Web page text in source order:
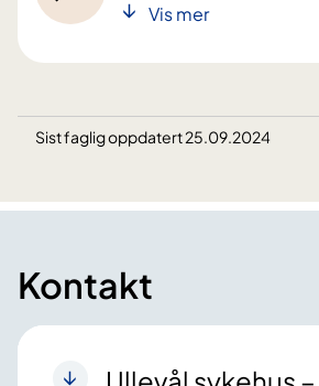
Vis mer
Sist faglig oppdatert 25.09.2024
Kontakt